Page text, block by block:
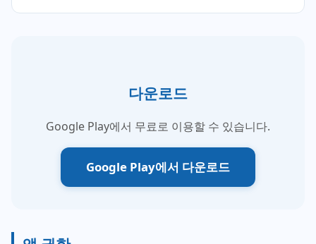
다운로드
Google Play에서 무료로 이용할 수 있습니다.
Google Play에서 다운로드